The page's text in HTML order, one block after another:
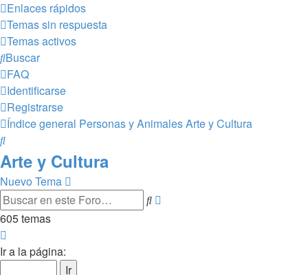
Enlaces rápidos
Temas sin respuesta
Temas activos
Buscar
FAQ
Identificarse
Registrarse
Índice general Personas y AnimalesArte y Cultura
Buscar
Arte y Cultura
Nuevo Tema
Buscar
605 temas
1
Ir a la página: